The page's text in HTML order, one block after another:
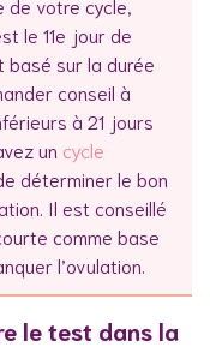
de votre cycle,
le 11e jour de
basé sur la durée
conseil à
à 21 jours
un cycle
déterminer le bon
Il est conseillé
comme base
l’ovulation.
le test dans la